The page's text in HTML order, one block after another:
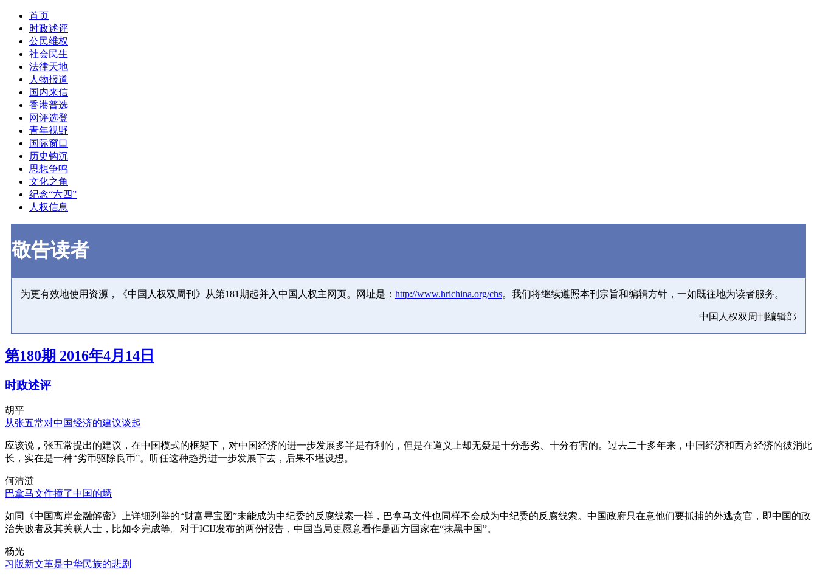
首页
时政述评
公民维权
社会民生
法律天地
人物报道
国内来信
香港普选
网评选登
青年视野
国际窗口
历史钩沉
思想争鸣
文化之角
纪念“六四”
人权信息
敬告读者
为更有效地使用资源，《中国人权双周刊》从第181期起并入中国人权主网页。网址是： http://www.hrichina.org/chs。我们将继续遵照本刊宗旨和编辑方针，一如既往地为读者服务。
中国人权双周刊编辑部
第180期 2016年4月14日
时政述评
胡平
从张五常对中国经济的建议谈起
应该说，张五常提出的建议，在中国模式的框架下，对中国经济的进一步发展多半是有利的，但是在道义上却无疑是十分恶劣、十分有害的。过去二十多年来，中国经济和西方经济的彼消此
长，实在是一种“劣币驱除良币”。听任这种趋势进一步发展下去，后果不堪设想。
何清涟
巴拿马文件撞了中国的墙
如同《中国离岸金融解密》上详细列举的“财富寻宝图”未能成为中纪委的反腐线索一样，巴拿马文件也同样不会成为中纪委的反腐线索。中国政府只在意他们要抓捕的外逃贪官，即中国的政
治失败者及其关联人士，比如令完成等。对于ICIJ发布的两份报告，中国当局更愿意看作是西方国家在“抹黑中国”。
杨光
习版新文革是中华民族的悲剧